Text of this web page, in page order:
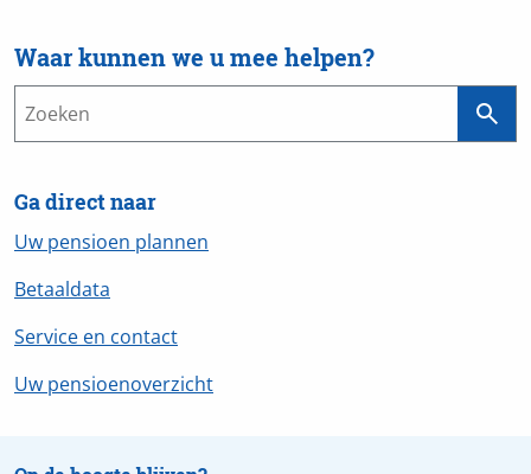
Waar kunnen we u mee helpen?
Ga direct naar
Uw pensioen plannen
Betaaldata
Service en contact
Uw pensioenoverzicht